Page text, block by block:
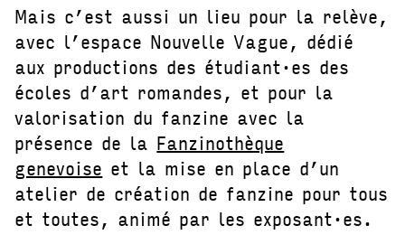
Mais c’est aussi un lieu pour la relève,
avec l’espace Nouvelle Vague, dédié
aux productions des étudiant·es des
écoles d’art romandes, et pour la
valorisation du fanzine avec la
présence de la Fanzinothèque
genevoise et la mise en place d’un
atelier de création de fanzine pour tous
et toutes, animé par les exposant·es.